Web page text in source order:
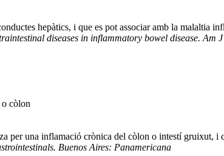
hepàtics, i que es pot associar amb la malaltia
diseases in inflammatory bowel disease. Am
còlon
per una inflamació crònica del còlon o intestí gruixut, i
Buenos Aires: Panamericana